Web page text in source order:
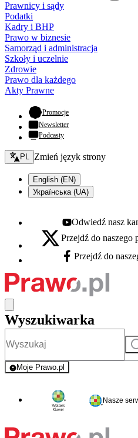
Prawnicy i sądy
Podatki
Kadry i BHP
Prawo w biznesie
Samorząd i administracja
Szkoły i uczelnie
Zdrowie
Prawo dla każdego
Akty Prawne
Promocje- otwiera się w nowej
Newsletter
Podcasty
Zmień język - bieżący:
PL Zmień język strony
English (EN)
Українська (UA)
Youtube - otwiera się w
Odwiedź nasz
X - otwiera się w nowej karcie
Przejdź do
Facebook - otwiera się w
Przejdź do
Wyszukiwarka
Moje Prawo.pl
- rejestracja i logowanie do
Nasze